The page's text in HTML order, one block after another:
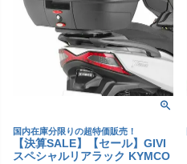
国内在庫分限りの超特価販売！
【決算SALE】【セール】GIVI
スペシャルリアラック KYMCO